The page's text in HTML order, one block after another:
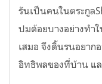
รันเป็นคนในตระกูล
ปมด้อยบางอย่างทำ
เสมอ จึงดิ้นรนอยาก
อิทธิพลของที่บ้าน แ